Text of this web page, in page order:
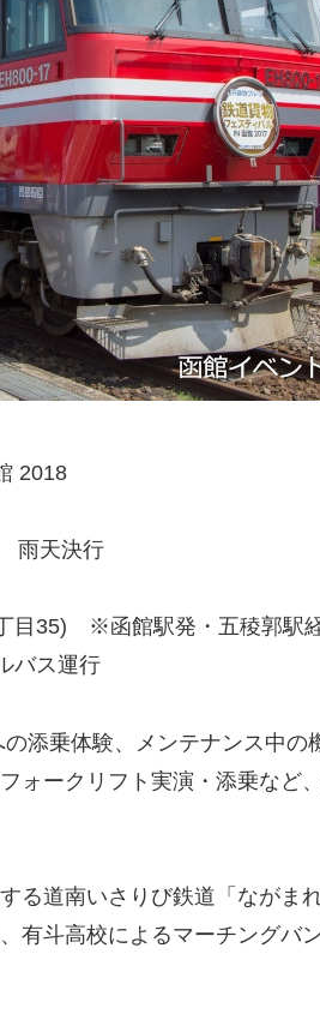
2018
雨天決行
目35) ※函館駅発・五稜郭駅
バス運行
添乗体験、メンテナンス中の
ォークリフト実演・添乗など
る道南いさりび鉄道「ながま
有斗高校によるマーチングバ